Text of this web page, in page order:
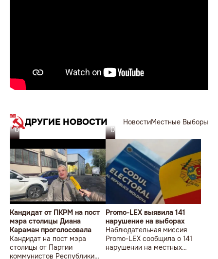
ДРУГИЕ НОВОСТИ НовостиМестные Выборы
05.11.23
Кандидат от ПКРМ на пост
мэра столицы Диана
Караман проголосовала
Кандидат на пост мэра
столицы от Партии
коммунистов Республики
05.11.23
Promo-LEX выявила 141
нарушение на выборах
Наблюдательная миссия
Promo-LEX сообщила о 141
нарушении на местных